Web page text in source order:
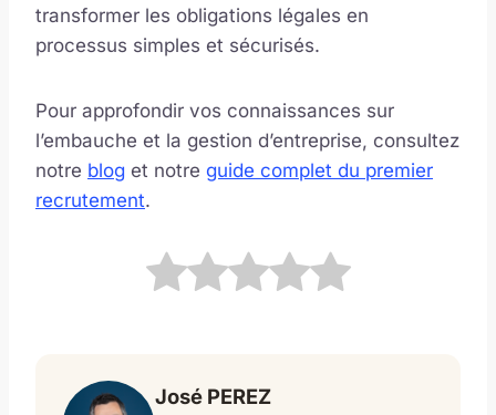
transformer les obligations légales en
processus simples et sécurisés.
Pour approfondir vos connaissances sur
l’embauche et la gestion d’entreprise, consultez
notre blog et notre guide complet du premier
recrutement.
José PEREZ